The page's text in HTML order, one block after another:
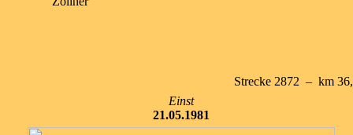
Strecke 2872 – km
Einst
21.05.1981